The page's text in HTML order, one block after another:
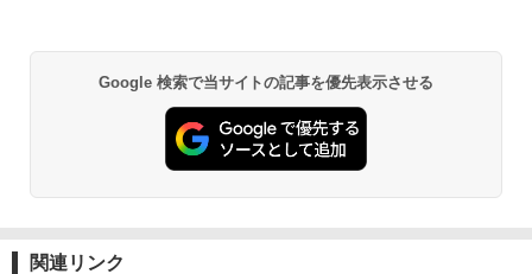
￥1,380
【新品】【ETC_G】スーパーマリオ キ
ャラクターライト（スーパーキノコ）[在
￥3,978
新品北米版Blu-ray！＜『海がきこえ
月智充監督作品/スタジオジブリ）
スプラトゥーン レイダース -Switch2
Beast of Reincarnation -PS5 【特典】
プロダクトコード 封入
￥7,286
【純正品】Xbox ワイヤレス コントロー
ラー (ロボット ホワイト)
￥7,681
【純正品】Xbox ワイヤレス コントロー
劇場版「鬼滅の刃」無限城編 第一章 猗
窩座再来 通常版 [DVD]
￥3,523
Google 検索で当サイトの記事を優先表示させる
関連リンク